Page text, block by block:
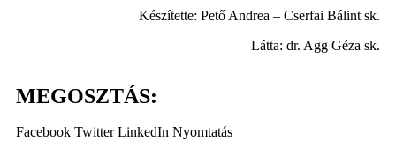
Készítette: Pető Andrea – Cserfai Bálint sk.
Látta: dr. Agg Géza sk.
MEGOSZTÁS:
Facebook Twitter LinkedIn Nyomtatás